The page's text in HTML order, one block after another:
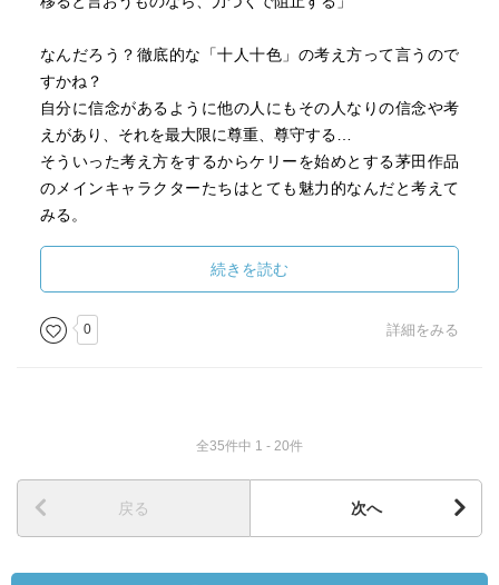
なんだろう？徹底的な「十人十色」の考え方って言うので
すかね？
自分に信念があるように他の人にもその人なりの信念や考
えがあり、それを最大限に尊重、尊守する…
そういった考え方をするからケリーを始めとする茅田作品
のメインキャラクターたちはとても魅力的なんだと考えて
みる。
続きを読む
0 詳細をみる
全35件中 1 - 20件
戻る 次へ